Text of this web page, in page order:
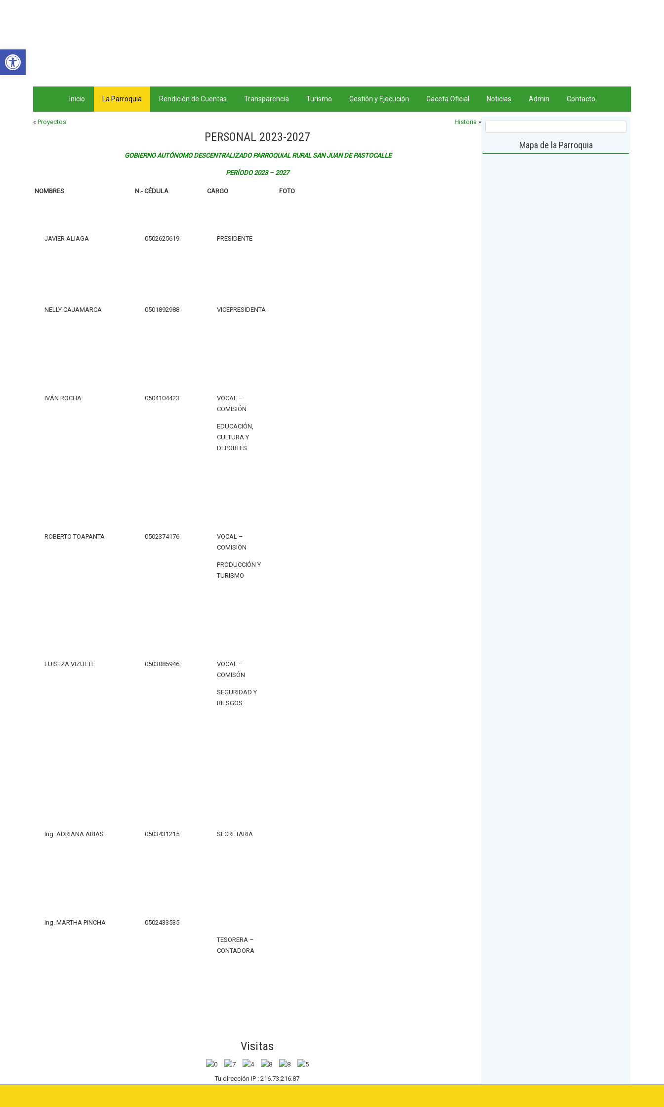
Inicio La Parroquia Rendición de Cuentas Transparencia Turismo Gestión y Ejecución Gaceta Oficial Noticias Admin Contacto
«Proyectos Historia »
PERSONAL 2023-2027
GOBIERNO AUTÓNOMO DESCENTRALIZADO PARROQUIAL RURAL SAN JUAN DE PASTOCALLE
PERÍODO 2023 – 2027
NOMBRES N.- CÉDULA CARGO FOTO
JAVIER ALIAGA 0502625619 PRESIDENTE
NELLY CAJAMARCA 0501892988 VICEPRESIDENTA
IVÁN ROCHA 0504104423
VOCAL –
COMISIÓN
EDUCACIÓN,
CULTURA Y
DEPORTES
ROBERTO TOAPANTA 0502374176
VOCAL –
COMISIÓN
PRODUCCIÓN Y
TURISMO
LUIS IZA VIZUETE 0503085946
VOCAL –
COMISÓN
SEGURIDAD Y
RIESGOS
Ing. ADRIANA ARIAS 0503431215 SECRETARIA
Ing. MARTHA PINCHA 0502433535
TESORERA –
CONTADORA
Visitas
Tu dirección IP : 216.73.216.87
Mapa de la Parroquia
Abrir barra de herramientas